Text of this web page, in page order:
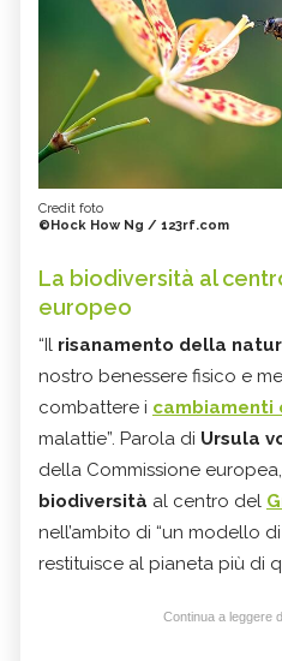
Credit foto
©Hock How Ng / 123rf.com
La biodiversità al
europeo
“Il risanamento della
nostro benessere fisico e
combattere i cambiamenti
malattie”. Parola di Ursula
della Commissione
biodiversità al centro del
nell’ambito di “un modello
restituisce al pianeta più di
Continua a leggere